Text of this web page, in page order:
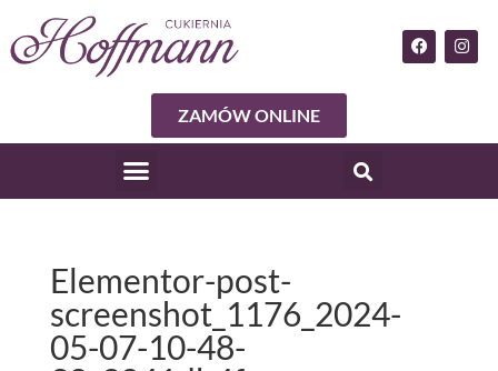
ZAMÓW ONLINE
Elementor-post-
screenshot_1176_2024-
05-07-10-48-